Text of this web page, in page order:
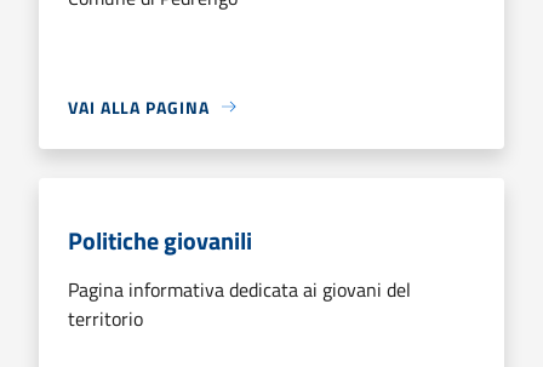
VAI ALLA PAGINA
Politiche giovanili
Pagina informativa dedicata ai giovani del
territorio